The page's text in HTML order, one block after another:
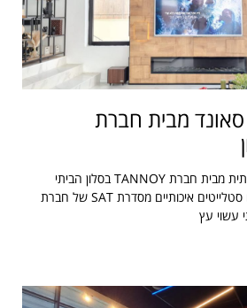
מבית חברת
התקנת מערכת סאונד איכותית מבית חברת TANNOY בסלון הביתי
המערכת כוללת 4 רמקולים סטלייטים איכותיים מסדרת SAT של חברת